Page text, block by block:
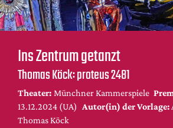
Bühnenwelt
Festivals & Veranstaltungen
Menschen & Theater
Themen
Internationales
Nachrufe
Medientipps
Ins Zentrum getanzt
Thomas Köck: proteus 2481
Theater: Münchner Kammerspiele
13.12.2024 (UA)
Autor(in) der Vorlage:
Thomas Köck